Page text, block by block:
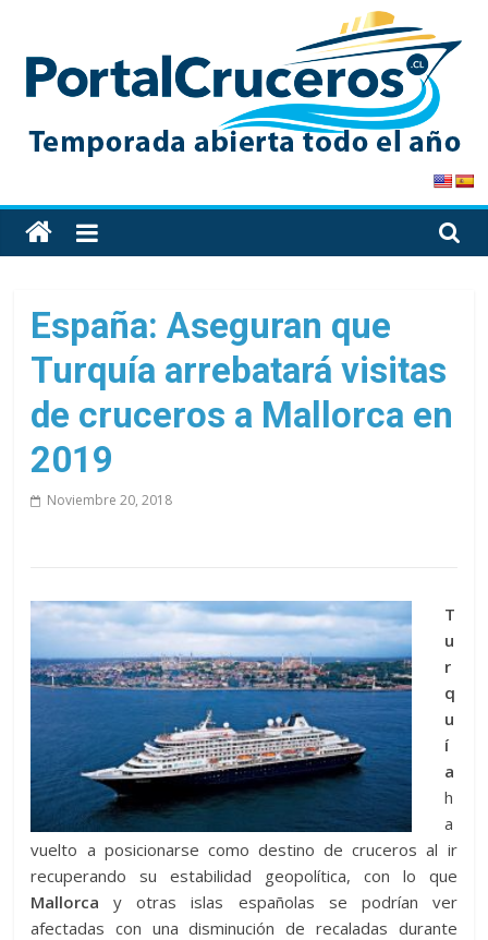
content
PortalCruceros
Toda
la
de
cruceros
en
solo
sitio
España: Aseguran que
Turquía arrebatará visitas
de cruceros a Mallorca en
2019
Noviembre 20, 2018
T
u
r
q
u
í
a
h
a
vuelto a posicionarse como destino de cruceros al ir
recuperando su estabilidad geopolítica, con lo que
Mallorca y otras islas españolas se podrían ver
afectadas con una disminución de recaladas durante